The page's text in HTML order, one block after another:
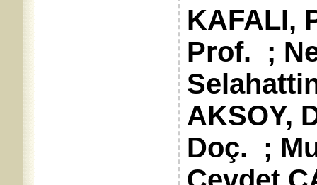
KAFALI,
Prof. ;
AKSOY,
Doç. ;